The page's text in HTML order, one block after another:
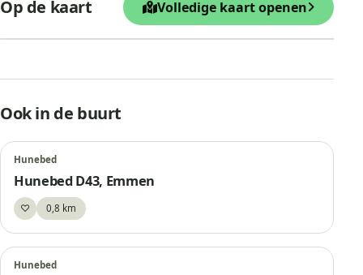
Op de kaart Volledige kaart openen
Hunebed D41, Emmen
−
Ook in de buurt
Hunebed
Hunebed D43, Emmen
♡Bewaar0,8 km
Hunebed